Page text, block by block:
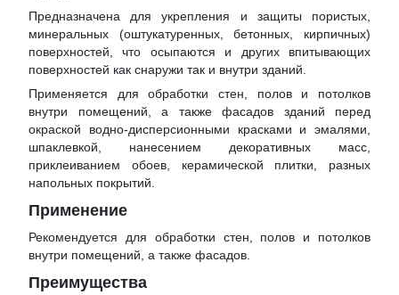
Предназначена для укрепления и защиты пористых,
минеральных (оштукатуренных, бетонных, кирпичных)
поверхностей, что осыпаются и других впитывающих
поверхностей как снаружи так и внутри зданий.
Применяется для обработки стен, полов и потолков
внутри помещений, а также фасадов зданий перед
окраской водно-дисперсионными красками и эмалями,
шпаклевкой, нанесением декоративных масс,
приклеиванием обоев, керамической плитки, разных
напольных покрытий.
Применение
Рекомендуется для обработки стен, полов и потолков
внутри помещений, а также фасадов.
Преимущества